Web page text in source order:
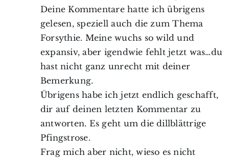
Deine Kommentare hatte ich übrigens
gelesen, speziell auch die zum Thema
Forsythie. Meine wuchs so wild und
expansiv, aber igendwie fehlt jetzt was…du
hast nicht ganz unrecht mit deiner
Bemerkung.
Übrigens habe ich jetzt endlich geschafft,
dir auf deinen letzten Kommentar zu
antworten. Es geht um die dillblättrige
Pfingstrose.
Frag mich aber nicht, wieso es nicht